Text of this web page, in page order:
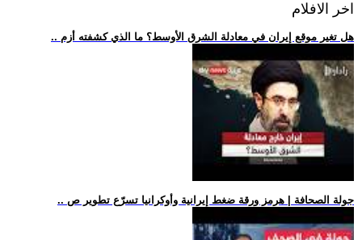
اخر الافلام
.. هل تغير موقع إيران في معادلة الشرق الأوسط؟ ما الذي كشفته أزم
.. جولة الصحافة | هرمز ورقة ضغط إيرانية وأوكرانيا تسرّع تطوير ص